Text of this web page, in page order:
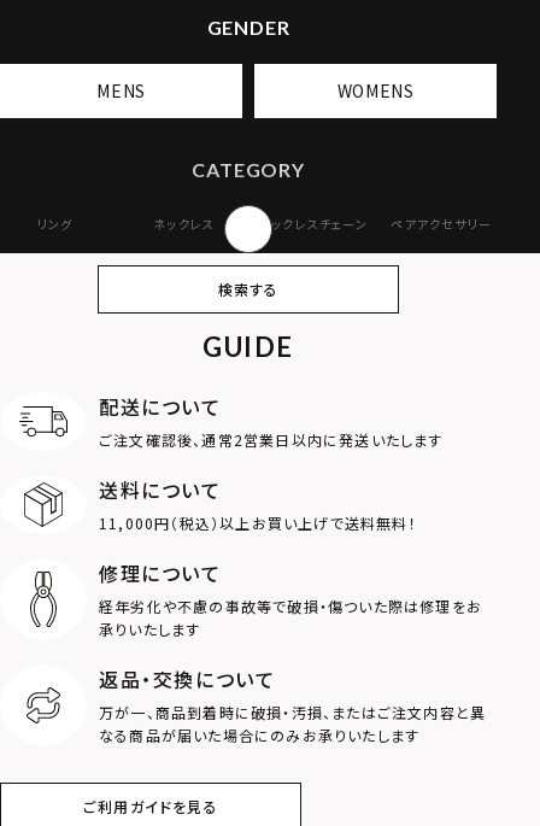
GENDER
MENS WOMENS
CATEGORY
リング ネックレス ネックレスチェーン ペアアクセサリー
オンラインストア
ギフトボックス
ダブルリング
ロゴ
クラウン
検索する
GUIDE
配送について
ご注文確認後、通常2営業日以内に発送いたします
送料について
11,000円（税込）以上お買い上げで送料無料！
修理について
経年劣化や不慮の事故等で破損・傷ついた際は修理をお
承りいたします
返品・交換について
万が一、商品到着時に破損・汚損、またはご注文内容と異
なる商品が届いた場合にのみお承りいたします
ご利用ガイドを見る